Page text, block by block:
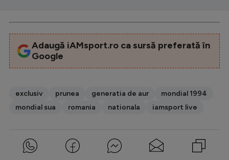
Adaugă iAMsport.ro ca sursă preferată în
Google
exclusiv prunea generatia de aur
mondial 1994
mondial sua
romania nationala iamsport live